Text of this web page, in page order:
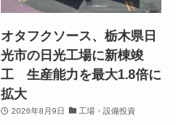
オタフクソース、栃木県日
光市の日光工場に新棟竣
工 生産能力を最大1.8倍に
拡大
2026年8月9日 工場・設備投資